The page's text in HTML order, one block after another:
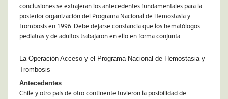
conclusiones se extrajeran los antecedentes fundamentales para la
posterior organización del Programa Nacional de Hemostasia y
Trombosis en 1996. Debe dejarse constancia que los hematólogos
pediatras y de adultos trabajaron en ello en forma conjunta.
La Operación Acceso y el Programa Nacional de Hemostasia y
Trombosis
Antecedentes
Chile y otro país de otro continente tuvieron la posibilidad de